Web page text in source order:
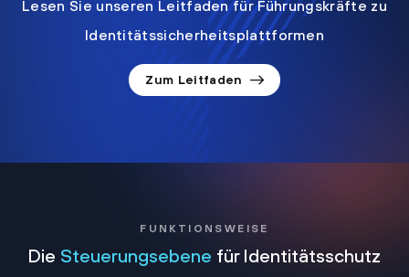
Lesen Sie unseren Leitfaden für Führungskräfte zu
Identitätssicherheitsplattformen
Zum Leitfaden
FUNKTIONSWEISE
Die Steuerungsebene für Identitätsschutz